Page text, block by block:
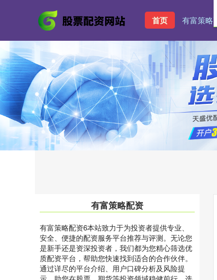
首页 有富策略
有富策略配资
有富策略配资6本站致力于为投资者提供专业、
安全、便捷的配资服务平台推荐与评测。无论您
是新手还是资深投资者，我们都为您精心筛选优
质配资平台，帮助您快速找到适合的合作伙伴。
通过详尽的平台介绍、用户口碑分析及风险提